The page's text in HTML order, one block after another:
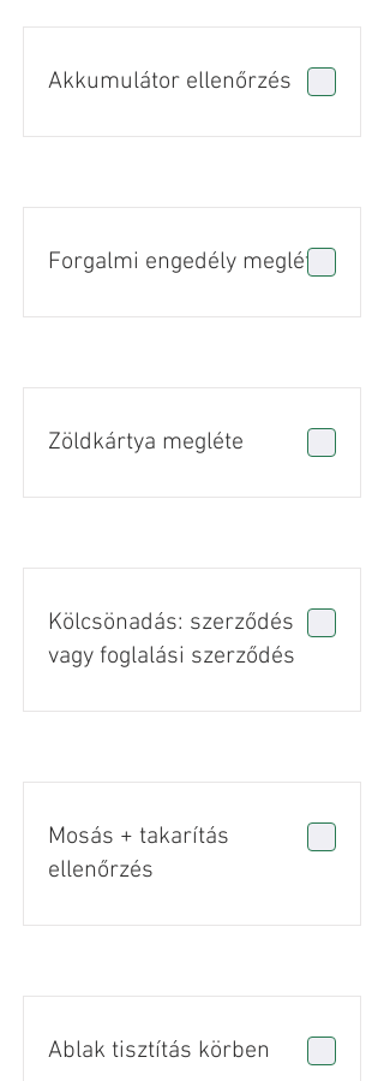
Akkumulátor ellenőrzés
Forgalmi engedély megléte
Zöldkártya megléte
Kölcsönadás: szerződés
vagy foglalási szerződés
Mosás + takarítás
ellenőrzés
Ablak tisztítás körben